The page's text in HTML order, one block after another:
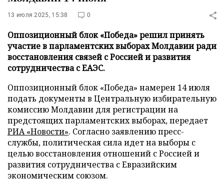
13 июля 2025, 15:38 0
Оппозиционный блок «Победа» решил принять
участие в парламентских выборах Молдавии ради
восстановления связей с Россией и развития
сотрудничества с ЕАЭС.
Оппозиционный блок «Победа» намерен 14 июля
подать документы в Центральную избирательную
комиссию Молдавии для регистрации на
предстоящих парламентских выборах, передает
РИА «Новости». Согласно заявлению пресс-
службы, политическая сила идет на выборы с
целью восстановления отношений с Россией и
развития сотрудничества с Евразийским
экономическим союзом.